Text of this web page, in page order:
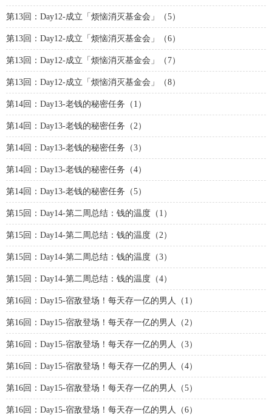
第13回：Day12-成立「烦恼消灭基金会」（5）
第13回：Day12-成立「烦恼消灭基金会」（6）
第13回：Day12-成立「烦恼消灭基金会」（7）
第13回：Day12-成立「烦恼消灭基金会」（8）
第14回：Day13-老钱的秘密任务（1）
第14回：Day13-老钱的秘密任务（2）
第14回：Day13-老钱的秘密任务（3）
第14回：Day13-老钱的秘密任务（4）
第14回：Day13-老钱的秘密任务（5）
第15回：Day14-第二周总结：钱的温度（1）
第15回：Day14-第二周总结：钱的温度（2）
第15回：Day14-第二周总结：钱的温度（3）
第15回：Day14-第二周总结：钱的温度（4）
第16回：Day15-宿敌登场！每天存一亿的男人（1）
第16回：Day15-宿敌登场！每天存一亿的男人（2）
第16回：Day15-宿敌登场！每天存一亿的男人（3）
第16回：Day15-宿敌登场！每天存一亿的男人（4）
第16回：Day15-宿敌登场！每天存一亿的男人（5）
第16回：Day15-宿敌登场！每天存一亿的男人（6）